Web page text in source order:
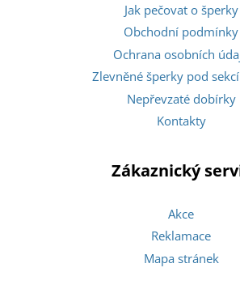
Jak pečovat o šperky
Obchodní podmínky
Ochrana osobních
Zlevněné šperky pod sekcí
Nepřevzaté dobírky
Kontakty
Zákaznický
Akce
Reklamace
Mapa stránek